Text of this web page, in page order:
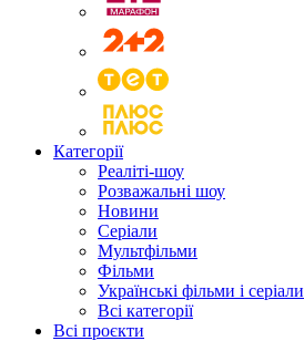
Категорії
Реаліті-шоу
Розважальні шоу
Новини
Серіали
Мультфільми
Фільми
Українські фільми і серіали
Всі категорії
Всі проєкти